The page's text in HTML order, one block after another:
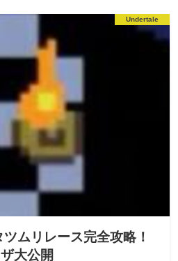
Undertale
ムリレース完全攻略！
大公開